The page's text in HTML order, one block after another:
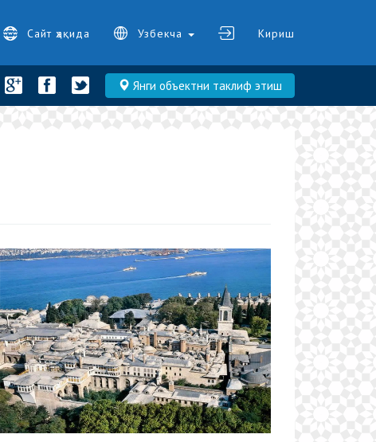
Сайт ҳақида Узбекча Кириш
Янги объектни таклиф этиш